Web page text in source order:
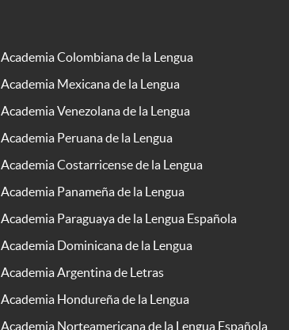
Academia Colombiana de la Lengua
Academia Mexicana de la Lengua
Academia Venezolana de la Lengua
Academia Peruana de la Lengua
Academia Costarricense de la Lengua
Academia Panameña de la Lengua
Academia Paraguaya de la Lengua Española
Academia Dominicana de la Lengua
Academia Argentina de Letras
Academia Hondureña de la Lengua
Academia Norteamericana de la Lengua Española